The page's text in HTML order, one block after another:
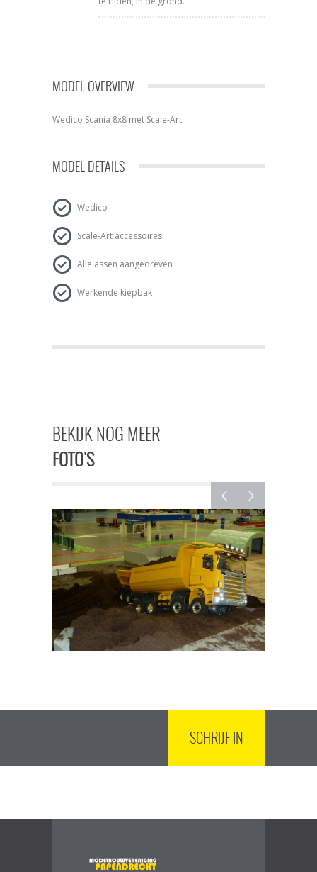
MODEL OVERVIEW
Wedico Scania 8x8 met Scale-Art
MODEL DETAILS
Wedico
Scale-Art accessoires
Alle assen aangedreven
Werkende kiepbak
BEKIJK NOG MEER
FOTO'S
SCHRIJF IN